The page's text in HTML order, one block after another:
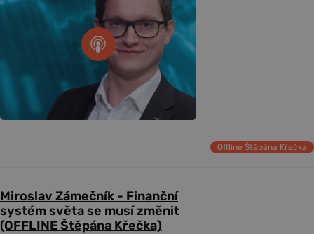
Offline Štěpána Křečka
Miroslav Zámečník - Finanční
systém světa se musí změnit
(OFFLINE Štěpána Křečka)